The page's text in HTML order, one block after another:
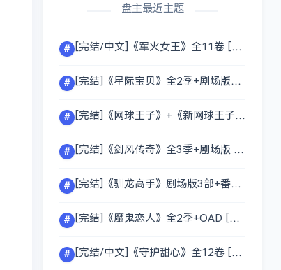
盘主最近主题
# [完结/中文]《军火女王》全11卷 [MOBI/EPUB][2.06G/夸克]
# [完结]《星际宝贝》全2季+剧场版3部 [1080P][英语中字][257G/夸克]
# [完结]《网球王子》+《新网球王子》全系列合集 [1080P][日语中字][122G/夸克]
# [完结]《剑风传奇》全3季+剧场版 [1080P][日语中字][31.9G/夸克]
# [完结]《驯龙高手》剧场版3部+番外篇 [1080P][英语中字][15G/夸克]
# [完结]《魔鬼恋人》全2季+OAD [1080P][日语中字][3.7G/夸克]
# [完结/中文]《守护甜心》全12卷 [EPUB][附动漫1-3季][96.1G/夸克]